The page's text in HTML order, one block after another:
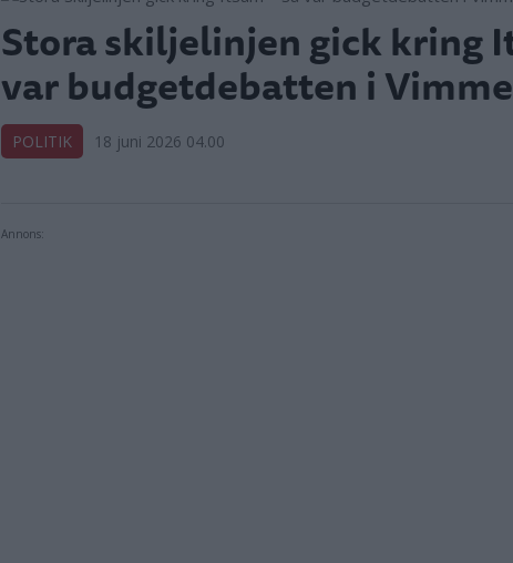
Stora skiljelinjen gick kring
var budgetdebatten i
POLITIK 18 juni 2026 04.00
Annons: